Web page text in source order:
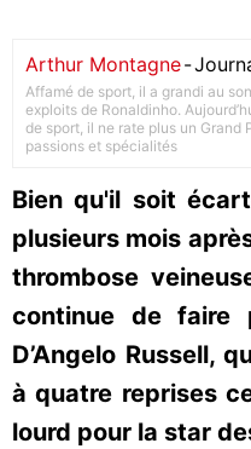
Arthur Montagne-
Affamé de sport, il a grandi au
exploits de Ronaldinho.
de sport, il ne rate plus un Grand
passions et spécialités
Bien qu'il soit
plusieurs mois
thrombose
continue de faire
D’Angelo Russell,
à quatre reprises
lourd pour la star